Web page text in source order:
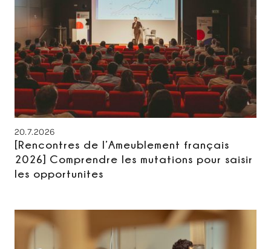
20.7.2026
[Rencontres de l’Ameublement français
2026] Comprendre les mutations pour saisir
les opportunites